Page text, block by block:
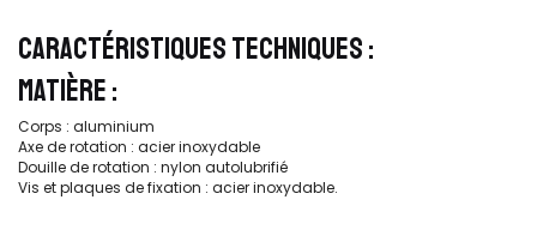
CARACTÉRISTIQUES TECHNIQUES :
MATIÈRE :
Corps : aluminium
Axe de rotation : acier inoxydable
Douille de rotation : nylon autolubrifié
Vis et plaques de fixation : acier inoxydable.